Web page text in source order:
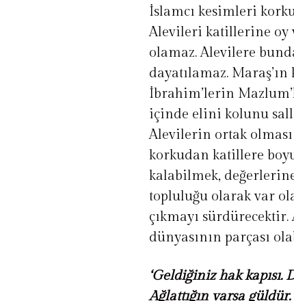
İslamcı kesimleri
Alevileri katillerine oy
olamaz. Alevilere
dayatılamaz.
İbrahim’lerin
içinde elini kolunu
Alevilerin ortak
korkudan katillere
kalabilmek,
topluluğu olarak var
çıkmayı
dünyasının parçası
‘Geldiğiniz hak
Ağlattığın varsa